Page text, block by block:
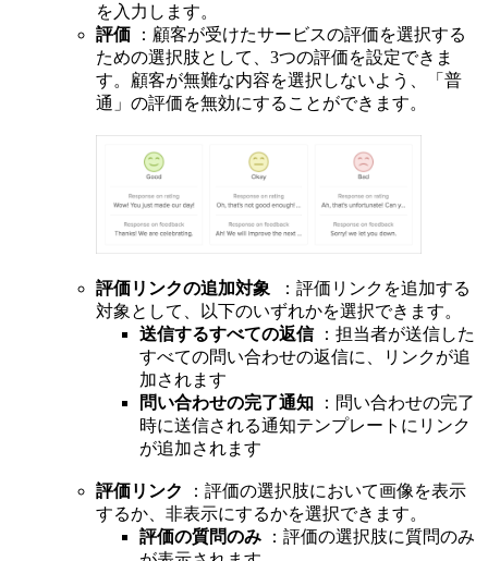
を入力します。
評価
：顧客が受けたサービスの評価を選択する
ための選択肢として、3つの評価を設定できま
す。顧客が無難な内容を選択しないよう、「普
通」の評価を無効にすることができます。
評価リンクの追加対象
：評価リンクを追加する
対象として、以下のいずれかを選択できます。
送信するすべての返信 ：担当者が送信した
すべての問い合わせの返信に、リンクが追
加されます
問い合わせの完了通知
：問い合わせの完了
時に送信される通知テンプレートにリンク
が追加されます
評価リンク
：評価の選択肢において画像を表示
するか、非表示にするかを選択できます。
評価の質問のみ
：評価の選択肢に質問のみ